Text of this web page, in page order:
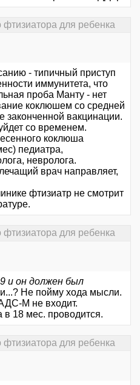
фтизиатора для ребенка
- типичный приступ
иммунитета, что
проба Манту - нет
коклюшем со средней
законченной вакцинации.
со временем.
коклюша
педиатра,
невролога.
врач направляет,
фтизиатр не смотрит
фтизиатора для ребенка
и он должен был
Не пойму хода мысли.
М не входит.
в 18 мес. проводится.
фтизиатора для ребенка